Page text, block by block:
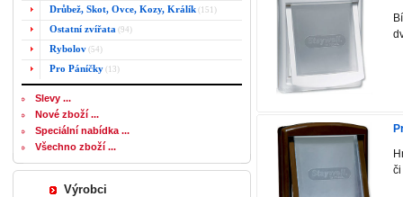
Drůbež, Skot, Ovce, Kozy, Králík (151)
Ostatní zvířata (94)
Rybolov (54)
Pro Páníčky (13)
Slevy ...
Nové zboží ...
Speciální nabídka ...
Všechno zboží ...
Výrobci
či